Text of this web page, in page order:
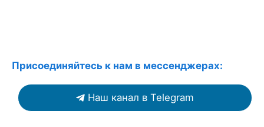
Присоединяйтесь к нам в мессенджерах:
Наш канал в Telegram